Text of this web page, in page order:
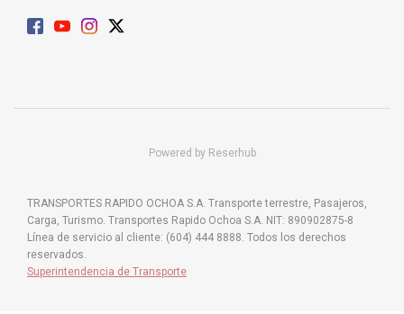
Powered by Reserhub
TRANSPORTES RAPIDO OCHOA S.A. Transporte terrestre, Pasajeros,
Carga, Turismo. Transportes Rapido Ochoa S.A. NIT: 890902875-8
Línea de servicio al cliente: (604) 444 8888. Todos los derechos
reservados.
Superintendencia de Transporte